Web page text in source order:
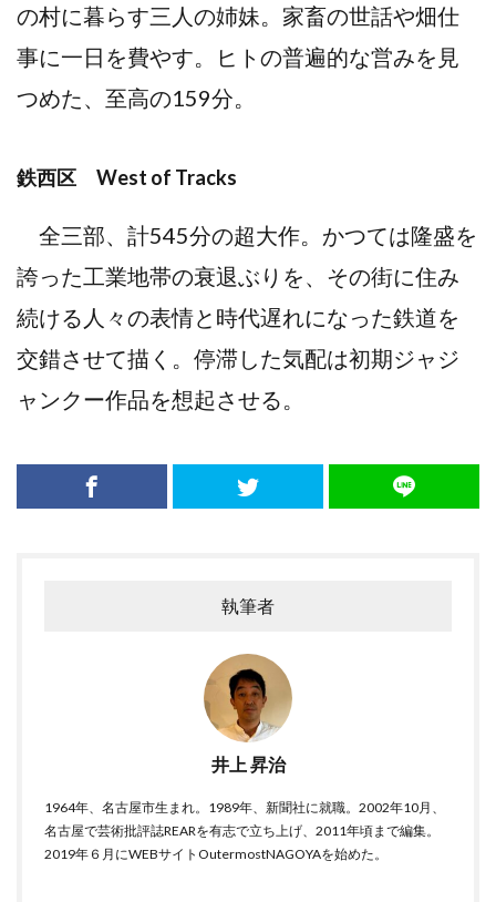
の村に暮らす三人の姉妹。家畜の世話や畑仕
事に一日を費やす。ヒトの普遍的な営みを見
つめた、至高の159分。
鉄西区 West of Tracks
全三部、計545分の超大作。かつては隆盛を
誇った工業地帯の衰退ぶりを、その街に住み
続ける人々の表情と時代遅れになった鉄道を
交錯させて描く。停滞した気配は初期ジャジ
ャンクー作品を想起させる。
執筆者
井上 昇治
1964年、名古屋市生まれ。1989年、新聞社に就職。2002年10月、
名古屋で芸術批評誌REARを有志で立ち上げ、2011年頃まで編集。
2019年６月にWEBサイトOutermostNAGOYAを始めた。